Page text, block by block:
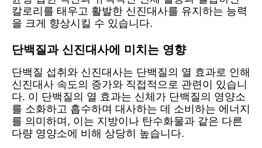
칼로리를 태우고 활발한 신진대사를 유지하는 능력
을 크게 향상시킬 수 있습니다.
단백질과 신진대사에 미치는 영향
단백질 섭취와 신진대사는 단백질의 열 효과로 인해
신진대사 속도의 증가와 직접적으로 관련이 있습니
다. 이 단백질의 열 효과는 신체가 단백질의 영양소
를 소화하고 흡수하며 대사하는 데 소비하는 에너지
를 의미하며, 이는 지방이나 탄수화물과 같은 다른
다량 영양소에 비해 상당히 높습니다.